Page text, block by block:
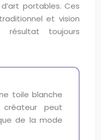
portables. Ces
et vision
résultat toujours
toile blanche
peut
de la mode